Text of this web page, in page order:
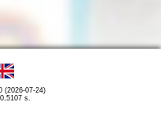
(2026-07-24)
s.